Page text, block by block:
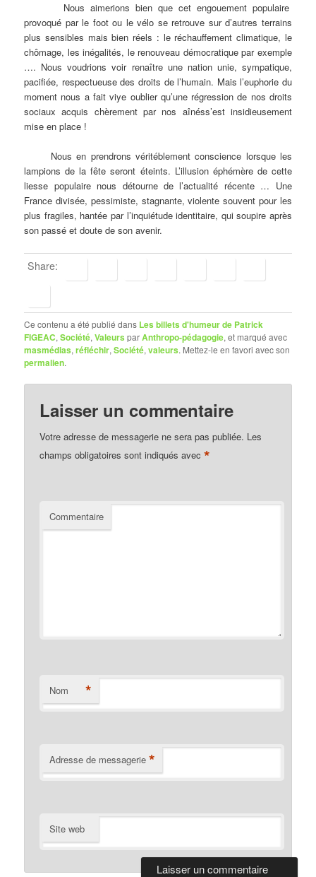
Nous aimerions bien que cet engouement populaire
provoqué par le foot ou le vélo se retrouve sur d’autres terrains
plus sensibles mais bien réels : le réchauffement climatique, le
chômage, les inégalités, le renouveau démocratique par exemple
…. Nous voudrions voir renaître une nation unie, sympatique,
pacifiée, respectueuse des droits de l’humain. Mais l’euphorie du
moment nous a fait viye oublier qu’une régression de nos droits
sociaux acquis chèrement par nos aînéss’est insidieusement
mise en place !
Nous en prendrons véritéblement conscience lorsque les
lampions de la fête seront éteints. L’illusion éphémère de cette
liesse populaire nous détourne de l’actualité récente … Une
France divisée, pessimiste, stagnante, violente souvent pour les
plus fragiles, hantée par l’inquiétude identitaire, qui soupire après
son passé et doute de son avenir.
Share:
Ce contenu a été publié dans Les billets d'humeur de Patrick
FIGEAC,Société,Valeurs parAnthropo-pédagogie, et marqué avec
masmédias,réfléchir,Société,valeurs. Mettez-le en favori avec son
permalien.
Laisser un commentaire
Votre adresse de messagerie ne sera pas publiée. Les
champs obligatoires sont indiqués avec*
Commentaire
Nom *
Adresse de messagerie *
Site web